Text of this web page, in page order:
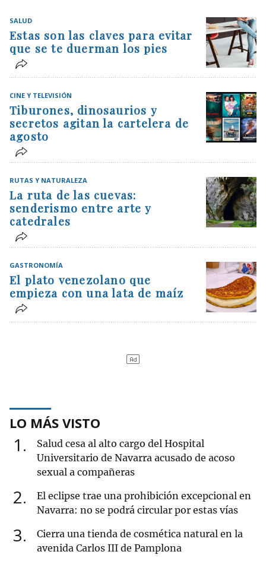
SALUD
Estas son las claves para evitar
que se te duerman los pies
CINE Y TELEVISIÓN
Tiburones, dinosaurios y
secretos agitan la cartelera de
agosto
RUTAS Y NATURALEZA
La ruta de las cuevas:
senderismo entre arte y
catedrales
GASTRONOMÍA
El plato venezolano que
empieza con una lata de maíz
LO MÁS VISTO
1
Salud cesa al alto cargo del Hospital
Universitario de Navarra acusado de acoso
sexual a compañeras
2
El eclipse trae una prohibición excepcional en
Navarra: no se podrá circular por estas vías
3
Cierra una tienda de cosmética natural en la
avenida Carlos III de Pamplona